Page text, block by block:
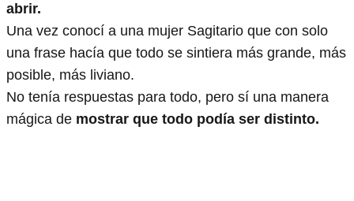
abrir.
Una vez conocí a una mujer Sagitario que con solo
una frase hacía que todo se sintiera más grande, más
posible, más liviano.
No tenía respuestas para todo, pero sí una manera
mágica de mostrar que todo podía ser distinto.